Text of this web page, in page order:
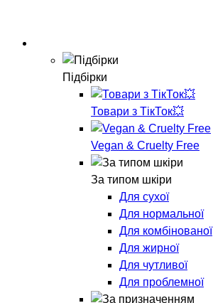
Підбірки
Товари з ТікТок💥
Vegan & Cruelty Free
За типом шкіри
Для сухої
Для нормальної
Для комбінованої
Для жирної
Для чутливої
Для проблемної